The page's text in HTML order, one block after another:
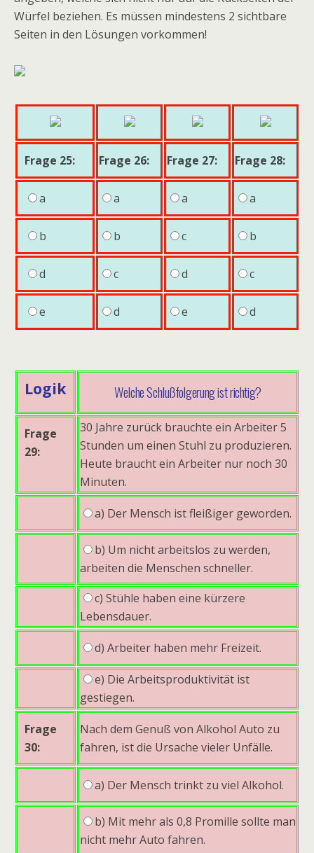
Würfel beziehen. Es müssen mindestens 2 sichtbare
Seiten in den Lösungen vorkommen!
Frage 25: Frage 26: Frage 27: Frage 28:
a a a a
b b c b
d c d c
e d e d
Logik Welche Schlußfolgerung ist richtig?
Frage
29:
30 Jahre zurück brauchte ein Arbeiter 5
Stunden um einen Stuhl zu produzieren.
Heute braucht ein Arbeiter nur noch 30
Minuten.
a) Der Mensch ist fleißiger geworden.
b) Um nicht arbeitslos zu werden,
arbeiten die Menschen schneller.
c) Stühle haben eine kürzere
Lebensdauer.
d) Arbeiter haben mehr Freizeit.
e) Die Arbeitsproduktivität ist
gestiegen.
Frage
30:
Nach dem Genuß von Alkohol Auto zu
fahren, ist die Ursache vieler Unfälle.
a) Der Mensch trinkt zu viel Alkohol.
b) Mit mehr als 0,8 Promille sollte man
nicht mehr Auto fahren.